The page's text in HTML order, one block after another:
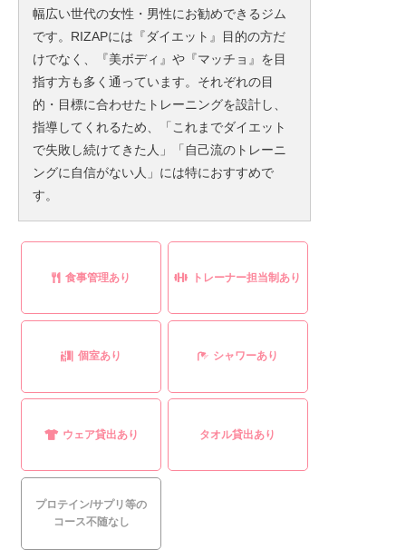
幅広い世代の女性・男性にお勧めできるジム
です。RIZAPには『ダイエット』目的の方だ
けでなく、『美ボディ』や『マッチョ』を目
指す方も多く通っています。それぞれの目
的・目標に合わせたトレーニングを設計し、
指導してくれるため、「これまでダイエット
で失敗し続けてきた人」「自己流のトレーニ
ングに自信がない人」には特におすすめで
す。
食事管理あり トレーナー担当制あり
個室あり シャワーあり
ウェア貸出あり タオル貸出あり
プロテイン/サプリ等の
コース不随なし